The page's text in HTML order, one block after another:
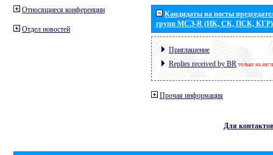
Относящиеся конференции
Отдел новостей
Кандидаты на посты
групп МСЭ-R (ИК, СК, ПСК, КГР)
Приглашение
Replies received by BR только на
Прочая информация
Для контактов